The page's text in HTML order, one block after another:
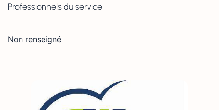
Professionnels du service
Non renseigné